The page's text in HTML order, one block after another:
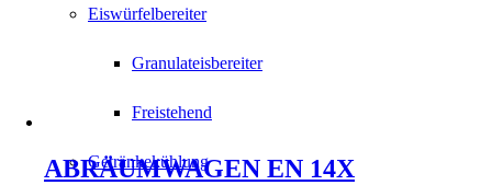
Eiswürfelbereiter
Granulateisbereiter
Freistehend
Getränkekühlung
ABRÄUMWAGEN EN 14X